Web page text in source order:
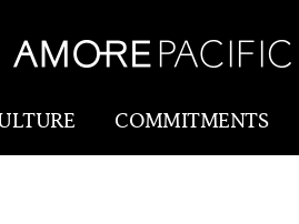
COMMITMENTS